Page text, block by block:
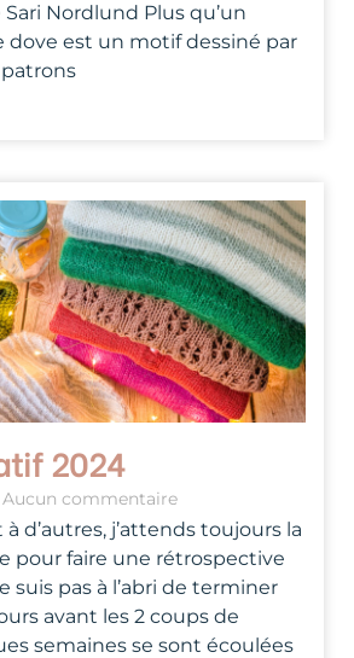
Nordlund Plus qu’un
dove est un motif dessiné par
2024
Aucun commentaire
d’autres, j’attends toujours la
pour faire une rétrospective
suis pas à l’abri de terminer
avant les 2 coups de
semaines se sont écoulées